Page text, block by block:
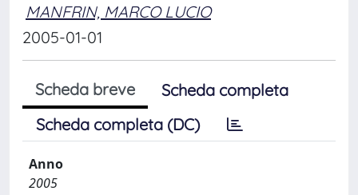
MANFRIN, MARCO LUCIO
2005-01-01
Scheda breve
Scheda completa
Scheda completa (DC)
Anno
2005